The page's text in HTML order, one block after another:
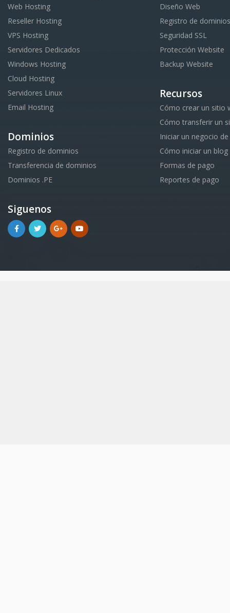
Web Hosting
Reseller Hosting
VPS Hosting
Servidores Dedicados
Windows Hosting
Cloud Hosting
Servidores Linux
Email Hosting
Dominios
Registro de dominios
Transferencia de dominios
Dominios .PE
Siguenos
Diseño Web
Registro de
Seguridad SSL
Protección Website
Backup Website
Recursos
Cómo crear un sitio
Cómo transferir un
Iniciar un negocio
Cómo iniciar un blog
Formas de pago
Reportes de pago